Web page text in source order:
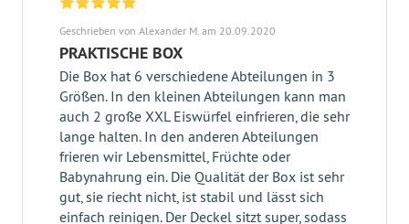
Geschrieben von Alexander M. am 20.09.2020
PRAKTISCHE BOX
Die Box hat 6 verschiedene Abteilungen in 3
Größen. In den kleinen Abteilungen kann man
auch 2 große XXL Eiswürfel einfrieren, die sehr
lange halten. In den anderen Abteilungen
frieren wir Lebensmittel, Früchte oder
Babynahrung ein. Die Qualität der Box ist sehr
gut, sie riecht nicht, ist stabil und lässt sich
einfach reinigen. Der Deckel sitzt super, sodass